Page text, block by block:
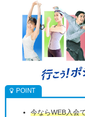
今ならWEB入会